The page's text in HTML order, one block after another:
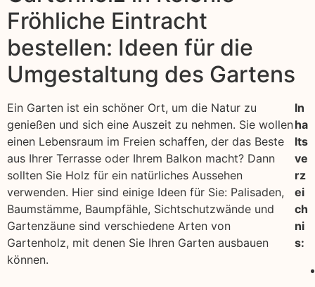
Fröhliche Eintracht
bestellen: Ideen für die
Umgestaltung des Gartens
Ein Garten ist ein schöner Ort, um die Natur zu
genießen und sich eine Auszeit zu nehmen. Sie wollen
einen Lebensraum im Freien schaffen, der das Beste
aus Ihrer Terrasse oder Ihrem Balkon macht? Dann
sollten Sie Holz für ein natürliches Aussehen
verwenden. Hier sind einige Ideen für Sie: Palisaden,
Baumstämme, Baumpfähle, Sichtschutzwände und
Gartenzäune sind verschiedene Arten von
Gartenholz, mit denen Sie Ihren Garten ausbauen
können.
In
ha
lts
ve
rz
ei
ch
ni
s: